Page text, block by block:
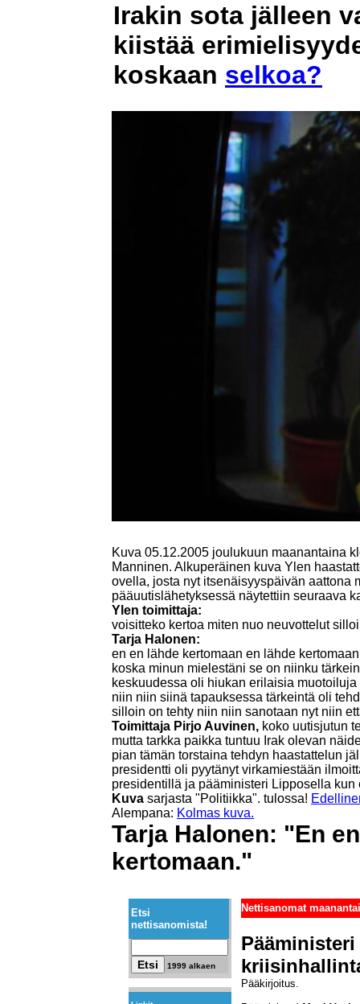
Irakin sota jälleen
kiistää
koskaan selkoa?
Kuva 05.12.2005 joulukuun maanantaina
Manninen. Alkuperäinen kuva Ylen
ovella, josta nyt itsenäisyyspäivän aattona
pääuutislähetyksessä näytettiin seuraava
Ylen toimittaja:
voisitteko kertoa miten nuo neuvottelut
Tarja Halonen:
en en lähde kertomaan en lähde
koska minun mielestäni se on niinku
keskuudessa oli hiukan erilaisia muotoiluja
niin niin siinä tapauksessa tärkeintä oli
silloin on tehty niin niin sanotaan nyt niin
Toimittaja Pirjo Auvinen, koko uutisjutun
mutta tarkka paikka tuntuu Irak olevan
pian tämän torstaina tehdyn haastattelun
presidentti oli pyytänyt virkamiestään
presidentillä ja pääministeri Lipposella
Kuva sarjasta "Politiikka". tulossa!
Alempana: Kolmas kuva.
Tarja Halonen: "En
kertomaan."
Etsi
nettisanomista!
1999 alkaen
Nettisanomat
Pääkirjoitus.